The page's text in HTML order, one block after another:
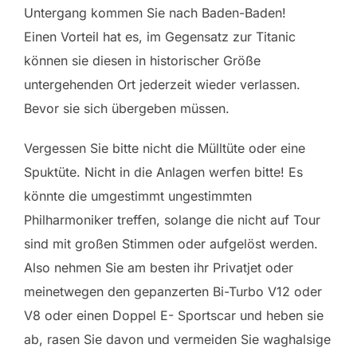
Untergang kommen Sie nach Baden-Baden!
Einen Vorteil hat es, im Gegensatz zur Titanic
können sie diesen in historischer Größe
untergehenden Ort jederzeit wieder verlassen.
Bevor sie sich übergeben müssen.
Vergessen Sie bitte nicht die Mülltüte oder eine
Spuktüte. Nicht in die Anlagen werfen bitte! Es
könnte die umgestimmt ungestimmten
Philharmoniker treffen, solange die nicht auf Tour
sind mit großen Stimmen oder aufgelöst werden.
Also nehmen Sie am besten ihr Privatjet oder
meinetwegen den gepanzerten Bi-Turbo V12 oder
V8 oder einen Doppel E- Sportscar und heben sie
ab, rasen Sie davon und vermeiden Sie waghalsige